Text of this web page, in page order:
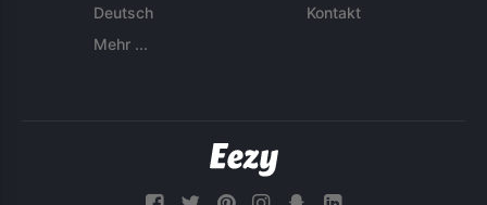
Deutsch
Mehr ...
Kontakt